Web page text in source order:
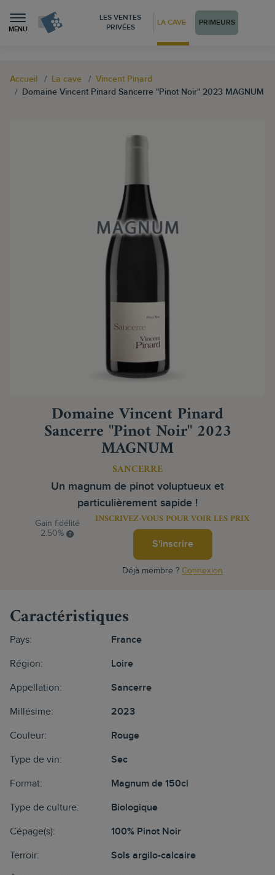
MENU
LES VENTES
PRIVÉES
LA CAVE PRIMEURS
Accueil La cave
Vincent Pinard
Domaine Vincent Pinard Sancerre "Pinot Noir" 2023 MAGNUM
Domaine Vincent Pinard
Sancerre "Pinot Noir" 2023
MAGNUM
SANCERRE
Un magnum de pinot voluptueux et
particulièrement sapide !
Gain fidélité
2.50%
INSCRIVEZ-VOUS POUR VOIR LES PRIX
S'inscrire
Déjà membre ? Connexion
Caractéristiques
Pays: France
Région: Loire
Appellation: Sancerre
Millésime: 2023
Couleur: Rouge
Type de vin: Sec
Format: Magnum de 150cl
Type de culture: Biologique
Cépage(s): 100% Pinot Noir
Terroir: Sols argilo-calcaire